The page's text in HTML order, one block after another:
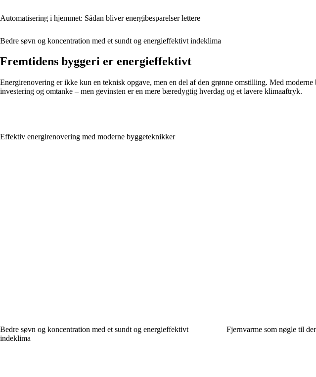
Automatisering i hjemmet: Sådan bliver energibesparelser lettere
Bedre søvn og koncentration med et sundt og energieffektivt indeklima
Fremtidens byggeri er energieffektivt
Energirenovering er ikke kun en teknisk opgave, men en del af den grønne omstilling. Med
investering og omtanke – men gevinsten er en mere bæredygtig hverdag og et lavere klimaaftryk.
Effektiv energirenovering med moderne byggeteknikker
Bedre søvn og koncentration med et sundt og energieffektivt
indeklima
Fjernvarme som nøgle til